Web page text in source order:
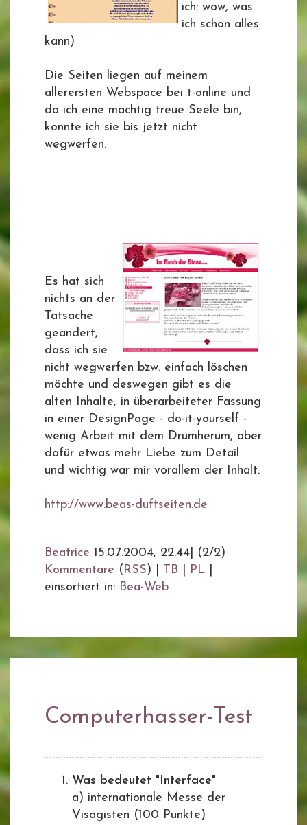
ich: wow, was
ich schon alles
kann)
Die Seiten liegen auf meinem
allerersten Webspace bei t-online und
da ich eine mächtig treue Seele bin,
konnte ich sie bis jetzt nicht
wegwerfen.
Es hat sich
nichts an der
Tatsache
geändert,
dass ich sie
nicht wegwerfen bzw. einfach löschen
möchte und deswegen gibt es die
alten Inhalte, in überarbeiteter Fassung
in einer DesignPage - do-it-yourself -
wenig Arbeit mit dem Drumherum, aber
dafür etwas mehr Liebe zum Detail
und wichtig war mir vorallem der Inhalt.
http://www.beas-duftseiten.de
Beatrice 15.07.2004, 22.44
(2/2)
Kommentare (RSS) | TB PL
einsortiert in: Bea-Web
Computerhasser-Test
Was bedeutet "Interface"
a) internationale Messe der
Visagisten (100 Punkte)